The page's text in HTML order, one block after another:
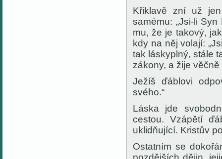
Křiklavě zní už
samému: „Jsi-li
mu, že je takový,
kdy na něj volají:
tak láskyplný, stále
zákony, a žije
Ježíš ďáblovi
svého.“
Láska jde
cestou. Vzápětí
uklidňující. Kristův
Ostatním se